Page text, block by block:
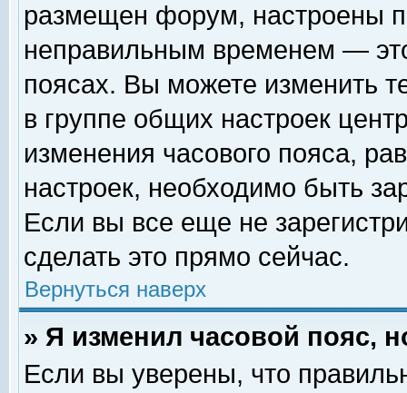
размещен форум, настроены
неправильным временем —
поясах. Вы можете изменить
в группе общих настроек
изменения часового пояса,
настроек, необходимо быть
Если вы все еще не
сделать это прямо сейчас.
Вернуться наверх
» Я изменил часовой пояс,
Если вы уверены, что